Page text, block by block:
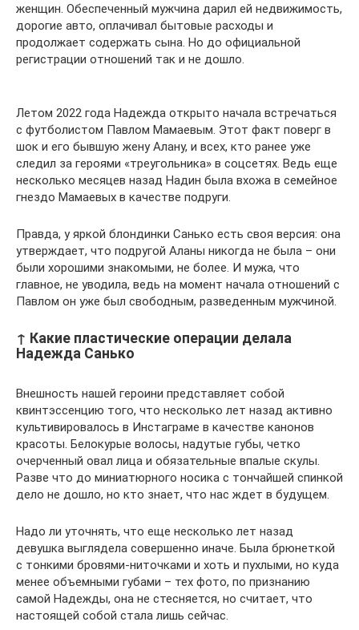
женщин. Обеспеченный мужчина дарил ей недвижимость,
дорогие авто, оплачивал бытовые расходы и
продолжает содержать сына. Но до официальной
регистрации отношений так и не дошло.
Летом 2022 года Надежда открыто начала встречаться
с футболистом Павлом Мамаевым. Этот факт поверг в
шок и его бывшую жену Алану, и всех, кто ранее уже
следил за героями «треугольника» в соцсетях. Ведь еще
несколько месяцев назад Надин была вхожа в семейное
гнездо Мамаевых в качестве подруги.
Правда, у яркой блондинки Санько есть своя версия: она
утверждает, что подругой Аланы никогда не была – они
были хорошими знакомыми, не более. И мужа, что
главное, не уводила, ведь на момент начала отношений с
Павлом он уже был свободным, разведенным мужчиной.
↑ Какие пластические операции делала
Надежда Санько
Внешность нашей героини представляет собой
квинтэссенцию того, что несколько лет назад активно
культивировалось в Инстаграме в качестве канонов
красоты. Белокурые волосы, надутые губы, четко
очерченный овал лица и обязательные впалые скулы.
Разве что до миниатюрного носика с тончайшей спинкой
дело не дошло, но кто знает, что нас ждет в будущем.
Надо ли уточнять, что еще несколько лет назад
девушка выглядела совершенно иначе. Была брюнеткой
с тонкими бровями-ниточками и хоть и пухлыми, но куда
менее объемными губами – тех фото, по признанию
самой Надежды, она не стесняется, но считает, что
настоящей собой стала лишь сейчас.